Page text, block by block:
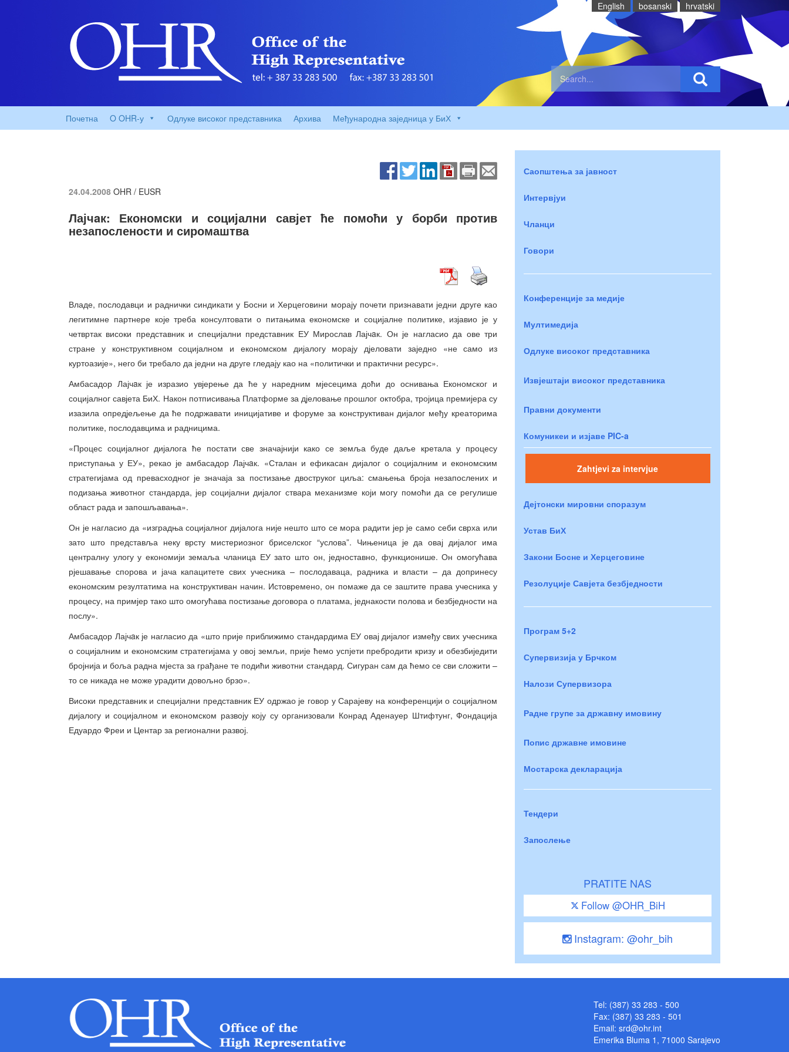
English bosanski hrvatski
Почетна O OHR-у Одлуке високог представника Архива Међународна заједница у БиХ
24.04.2008 OHR / EUSR
Лајчaк: Економски и социјални савјет ће помоћи у борби против
незапослености и сиромаштва
Владе, послодавци и раднички синдикати у Босни и Херцеговини морају почети признавати једни друге као
легитимне партнере које треба консултовати о питањима економске и социјалне политике, изјавио је у
четвртак високи представник и специјални представник ЕУ Мирослав Лајчaк. Он је нагласио да ове три
стране у конструктивном социјалном и економском дијалогу морају дјеловати заједно «не само из
куртоазије», него би требало да једни на друге гледају као на «политички и практични ресурс».
Амбасадор Лајчaк је изразио увјерење да ће у наредним мјесецима доћи до оснивања Економског и
социјалног савјета БиХ. Након потписивања Платформе за дјеловање прошлог октобра, тројица премијера су
изазила опредјељење да ће подржавати иницијативе и форуме за конструктиван дијалог међу креаторима
политике, послодавцима и радницима.
«Процес социјалног дијалога ће постати све значајнији како се земља буде даље кретала у процесу
приступања у ЕУ», рекао је амбасадор Лајчaк. «Сталан и ефикасан дијалог о социјалним и економским
стратегијама од превасходног је значаја за постизање двоструког циља: смањења броја незапослених и
подизања животног стандарда, јер социјални дијалог ствара механизме који могу помоћи да се регулише
област рада и запошљавања».
Он је нагласио да «изградња социјалног дијалога није нешто што се мора радити јер је само себи сврха или
зато што представља неку врсту мистериозног бриселског “услова”. Чињеница је да овај дијалог има
централну улогу у економији земаља чланица ЕУ зато што он, једноставно, функционише. Он омогућава
рјешавање спорова и јача капацитете свих учесника – послодаваца, радника и власти – да допринесу
економским резултатима на конструктиван начин. Истовремено, он помаже да се заштите права учесника у
процесу, на примјер тако што омогућава постизање договора о платама, једнакости полова и безбједности на
послу».
Амбасадор Лајчaк је нагласио да «што прије приближимо стандардима ЕУ овај дијалог између свих учесника
о социјалним и економским стратегијама у овој земљи, прије ћемо успјети пребродити кризу и обезбиједити
бројнија и боља радна мјеста за грађане те подићи животни стандард. Сигуран сам да ћемо се сви сложити –
то се никада не може урадити довољно брзо».
Високи представник и специјални представник ЕУ одржао је говор у Сарајеву на конференцији о социјалном
дијалогу и социјалном и економском развоју коју су организовали Конрад Аденауер Штифтунг, Фондација
Едуардо Фреи и Центар за регионални развој.
Саопштења за јавност
Интервјуи
Чланци
Говори
Конференције за медије
Мултимедија
Одлуке високог представника
Извјештаји високог представника
Правни документи
Комуникеи и изјаве PIC-a
Zahtjevi za intervjue
Дејтонски мировни споразум
Устав БиХ
Закони Босне и Херцеговине
Резолуције Савјета безбједности
Програм 5+2
Супервизија у Брчком
Налози Супервизора
Радне групе за државну имовину
Попис државне имовине
Мостарска декларација
Тендери
Запослење
PRATITE NAS
Follow @OHR_BiH
Instagram: @ohr_bih
Tel: (387) 33 283 - 500
Fax: (387) 33 283 - 501
Email: srd@ohr.int
Emerika Bluma 1, 71000 Sarajevo